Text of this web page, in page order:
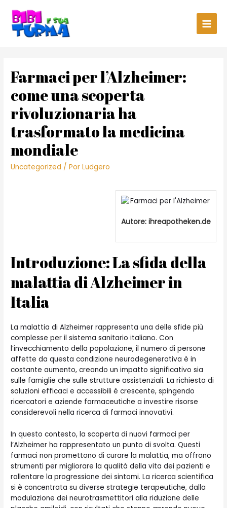
Main
Farmaci per l’Alzheimer:
come una scoperta
rivoluzionaria ha
trasformato la medicina
mondiale
Uncategorized / PorLudgero
Autore: ihreapotheken.de
Introduzione: La sfida della
malattia di Alzheimer in
Italia
La malattia di Alzheimer rappresenta una delle sfide più
complesse per il sistema sanitario italiano. Con
l’invecchiamento della popolazione, il numero di persone
affette da questa condizione neurodegenerativa è in
costante aumento, creando un impatto significativo sia
sulle famiglie che sulle strutture assistenziali. La richiesta di
soluzioni efficaci e accessibili è crescente, spingendo
ricercatori e aziende farmaceutiche a investire risorse
considerevoli nella ricerca di farmaci innovativi.
In questo contesto, la scoperta di nuovi farmaci per
l’Alzheimer ha rappresentato un punto di svolta. Questi
farmaci non promettono di curare la malattia, ma offrono
strumenti per migliorare la qualità della vita dei pazienti e
rallentare la progressione dei sintomi. La ricerca scientifica
si è concentrata su diverse strategie terapeutiche, dalla
modulazione dei neurotrasmettitori alla riduzione delle